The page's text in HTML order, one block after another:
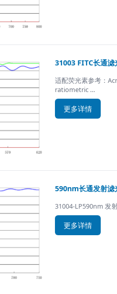
31003 FITC长通滤
适配荧光素参考：
ratiometric …
更多详情
590nm长通发射滤
31004-LP590nm 发
更多详情